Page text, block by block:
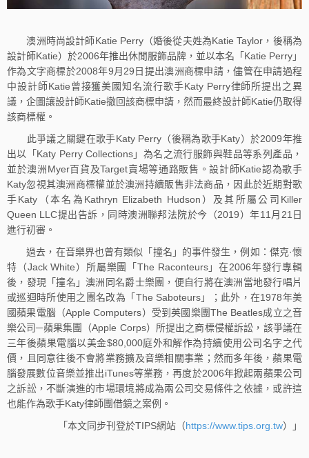
澳洲時尚設計師Katie Perry（婚後從夫姓為Katie Taylor，後稱為
設計師Katie）於2006年推出休閒服飾品牌，並以本名「Katie Perry」
作為文字商標於2008年9月29日提出澳洲商標申請，儘管在申請過程
中設計師Katie曾接獲美國知名流行歌手Katy Perry律師所提出之異
議，企圖讓設計師Katie撤回該商標申請，然而最終設計師Katie仍取得
該商標權。
此爭議之關鍵在歌手Katy Perry（後稱為歌手Katy）於2009年推
出以「Katy Perry Collections」為名之流行服飾與鞋品等系列產品，
並於澳洲Myer百貨及Target賣場等通路販售。設計師Katie認為歌手
Katy忽視其澳洲商標權並於澳洲持續販售非法商品，因此於近期對歌
手Katy（本名為Kathryn Elizabeth Hudson）及其所屬公司Killer
Queen LLC提出告訴，同時澳洲聯邦法院於今（2019）年11月21日
進行初審。
過去，在音樂界也曾有類似「撞名」的事件發生，例如：傑克·懷
特（Jack White）所屬樂團「The Raconteurs」在2006年發行專輯
後，發現「撞名」澳洲同名爵士樂團，便自行將在澳洲當地發行唱片
或巡迴時所使用之團名改為「The Saboteurs」；此外，在1978年美
國蘋果電腦（Apple Computers）受到英國樂團The Beatles成立之音
樂公司─蘋果集團（Apple Corps）所提出之商標侵權訴訟，該爭議在
三年後蘋果電腦以美金$80,000庭外和解作為持續使用公司名字之代
價，且同意往後不會將業務擴及音樂相關事業；然而多年後，蘋果電
腦發展數位音樂並推出iTunes等業務，再度於2006年掀起兩蘋果公司
之訴訟，不斷演進的市場環境將成為兩公司交易條件之依據，或許這
也能作為歌手Katy律師團借鏡之案例。
「本文同步刊登於TIPS網站（https://www.tips.org.tw）」